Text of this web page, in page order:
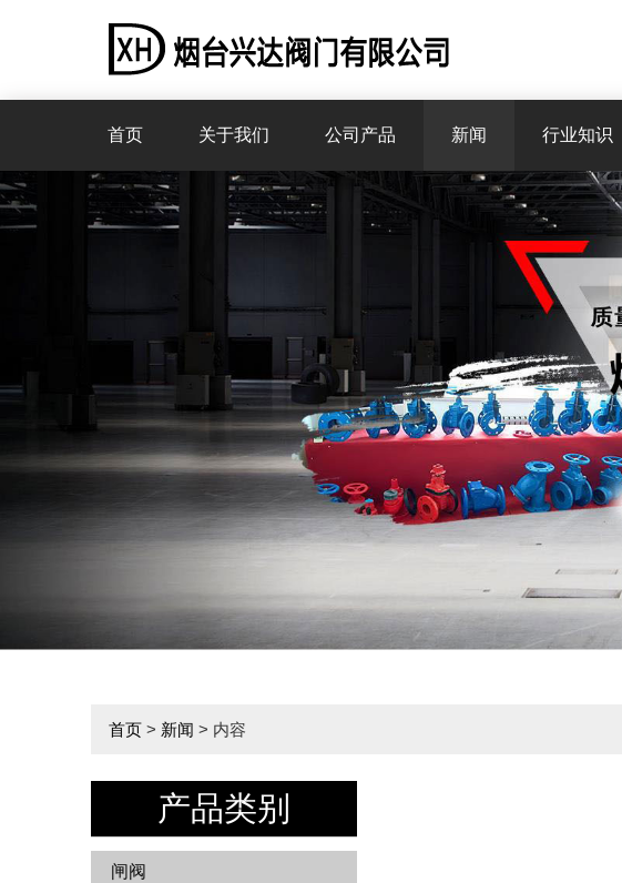
首页 关于我们 公司产品 新闻 行业知识
首页 > 新闻 > 内容
产品类别
闸阀